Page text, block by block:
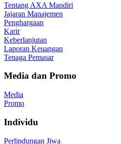
Tentang AXA Mandiri
Jajaran Manajemen
Penghargaan
Karir
Keberlanjutan
Laporan Keuangan
Tenaga Pemasar
Media dan Promo
Media
Promo
Individu
Perlindungan Jiwa